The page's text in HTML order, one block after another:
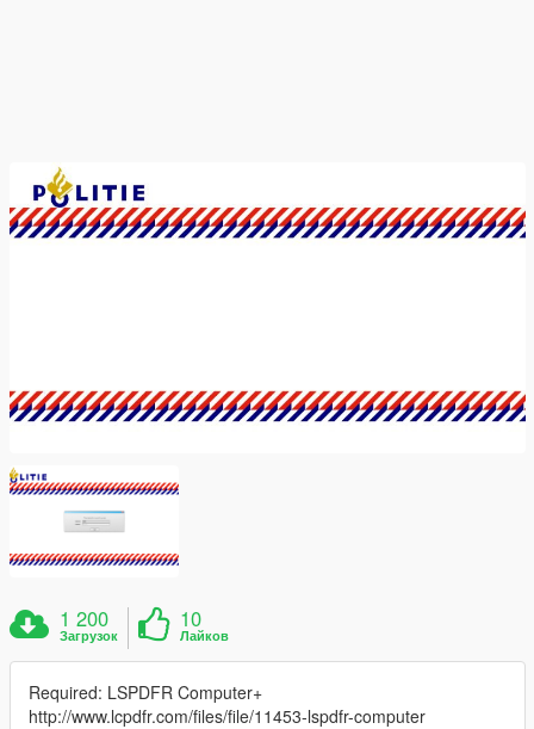
1 200
Загрузок
10
Лайков
Required: LSPDFR Computer+
http://www.lcpdfr.com/files/file/11453-lspdfr-computer